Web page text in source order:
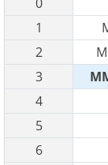
1
2
3
4
5
6